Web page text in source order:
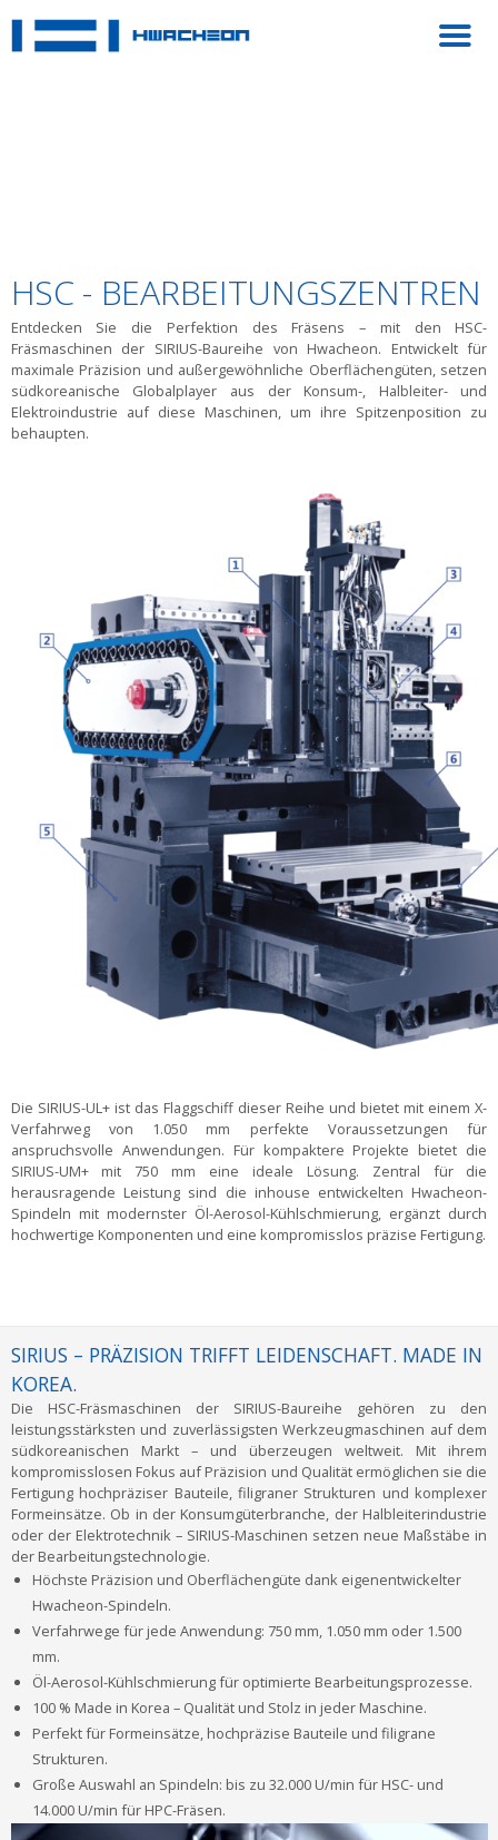
HSC - BEARBEITUNGSZENTREN
Entdecken Sie die Perfektion des Fräsens – mit den HSC-
Fräsmaschinen der SIRIUS-Baureihe von Hwacheon. Entwickelt für
maximale Präzision und außergewöhnliche Oberflächengüten, setzen
südkoreanische Globalplayer aus der Konsum-, Halbleiter- und
Elektroindustrie auf diese Maschinen, um ihre Spitzenposition zu
behaupten.
Die SIRIUS-UL+ ist das Flaggschiff dieser Reihe und bietet mit einem X-
Verfahrweg von 1.050 mm perfekte Voraussetzungen für
anspruchsvolle Anwendungen. Für kompaktere Projekte bietet die
SIRIUS-UM+ mit 750 mm eine ideale Lösung. Zentral für die
herausragende Leistung sind die inhouse entwickelten Hwacheon-
Spindeln mit modernster Öl-Aerosol-Kühlschmierung, ergänzt durch
hochwertige Komponenten und eine kompromisslos präzise Fertigung.
SIRIUS – PRÄZISION TRIFFT LEIDENSCHAFT. MADE IN
KOREA.
Die HSC-Fräsmaschinen der SIRIUS-Baureihe gehören zu den
leistungsstärksten und zuverlässigsten Werkzeugmaschinen auf dem
südkoreanischen Markt – und überzeugen weltweit. Mit ihrem
kompromisslosen Fokus auf Präzision und Qualität ermöglichen sie die
Fertigung hochpräziser Bauteile, filigraner Strukturen und komplexer
Formeinsätze. Ob in der Konsumgüterbranche, der Halbleiterindustrie
oder der Elektrotechnik – SIRIUS-Maschinen setzen neue Maßstäbe in
der Bearbeitungstechnologie.
Höchste Präzision und Oberflächengüte dank eigenentwickelter
Hwacheon-Spindeln.
Verfahrwege für jede Anwendung: 750 mm, 1.050 mm oder 1.500
mm.
Öl-Aerosol-Kühlschmierung für optimierte Bearbeitungsprozesse.
100 % Made in Korea – Qualität und Stolz in jeder Maschine.
Perfekt für Formeinsätze, hochpräzise Bauteile und filigrane
Strukturen.
Große Auswahl an Spindeln: bis zu 32.000 U/min für HSC- und
14.000 U/min für HPC-Fräsen.